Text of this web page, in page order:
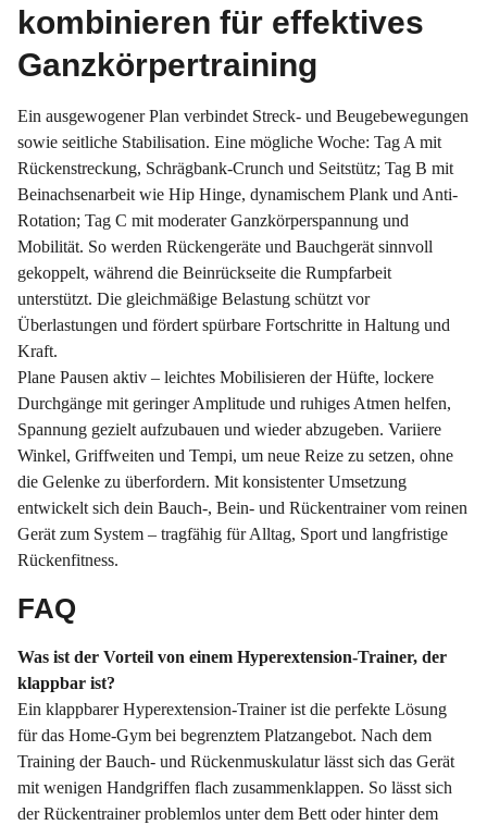
kombinieren für effektives
Ganzkörpertraining
Ein ausgewogener Plan verbindet Streck- und Beugebewegungen
sowie seitliche Stabilisation. Eine mögliche Woche: Tag A mit
Rückenstreckung, Schrägbank-Crunch und Seitstütz; Tag B mit
Beinachsenarbeit wie Hip Hinge, dynamischem Plank und Anti-
Rotation; Tag C mit moderater Ganzkörperspannung und
Mobilität. So werden Rückengeräte und Bauchgerät sinnvoll
gekoppelt, während die Beinrückseite die Rumpfarbeit
unterstützt. Die gleichmäßige Belastung schützt vor
Überlastungen und fördert spürbare Fortschritte in Haltung und
Kraft.
Plane Pausen aktiv – leichtes Mobilisieren der Hüfte, lockere
Durchgänge mit geringer Amplitude und ruhiges Atmen helfen,
Spannung gezielt aufzubauen und wieder abzugeben. Variiere
Winkel, Griffweiten und Tempi, um neue Reize zu setzen, ohne
die Gelenke zu überfordern. Mit konsistenter Umsetzung
entwickelt sich dein Bauch-, Bein- und Rückentrainer vom reinen
Gerät zum System – tragfähig für Alltag, Sport und langfristige
Rückenfitness.
FAQ
Was ist der Vorteil von einem Hyperextension-Trainer, der
klappbar ist?
Ein klappbarer Hyperextension-Trainer ist die perfekte Lösung
für das Home-Gym bei begrenztem Platzangebot. Nach dem
Training der Bauch- und Rückenmuskulatur lässt sich das Gerät
mit wenigen Handgriffen flach zusammenklappen. So lässt sich
der Rückentrainer problemlos unter dem Bett oder hinter dem